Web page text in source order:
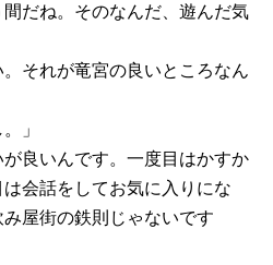
間だね。そのなんだ、遊んだ気
。それが竜宮の良いところなん
」
が良いんです。一度目はかすか
会話をしてお気に入りにな
屋街の鉄則じゃないです